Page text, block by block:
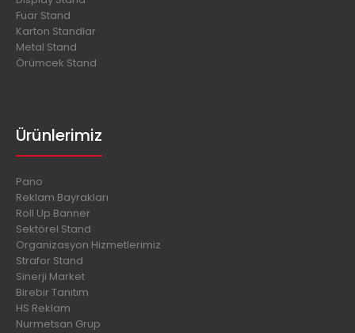
Fuar Stand
Karton Standlar
Metal Stand
Örümcek Stand
Ürünlerimiz
Pano
Reklam Bayrakları
Roll Up Banner
Sektörel Stand
Organizasyon Hizmetlerimiz
Strafor Stand
Sinerji Market
Birebir Tanıtım
HS Reklam
Nurmetsan Grup